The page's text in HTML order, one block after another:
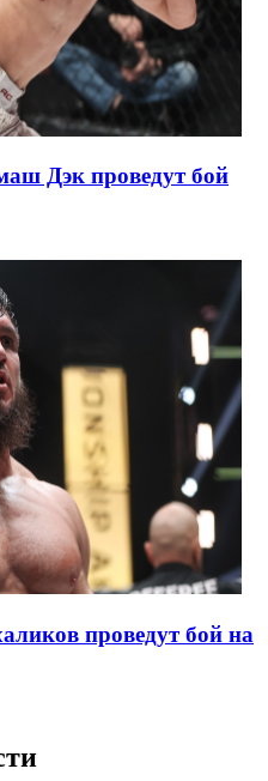
Дэк проведут бой
проведут бой на